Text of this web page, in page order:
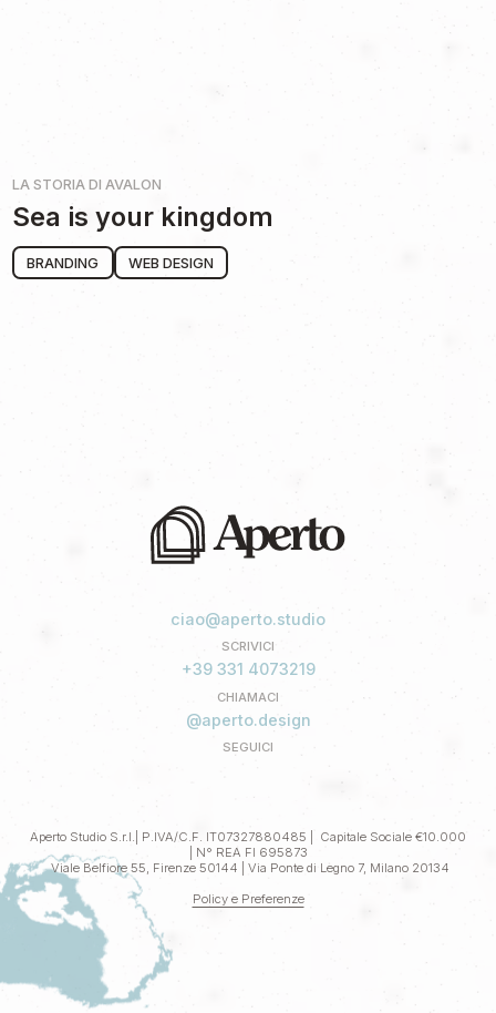
LA STORIA DIAVALON
Sea is your kingdom
BRANDING WEB DESIGN
ciao@aperto.studio
SCRIVICI
+39 331 4073219
CHIAMACI
@aperto.design
SEGUICI
Aperto Studio S.r.l.| P.IVA/C.F. IT07327880485 | Capitale Sociale €10.000
| N° REA FI 695873
Viale Belfiore 55, Firenze 50144 | Via Ponte di Legno 7, Milano 20134
Policy e Preferenze